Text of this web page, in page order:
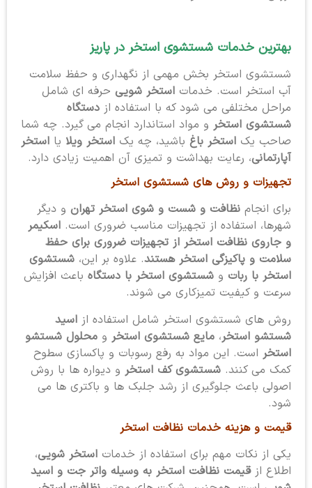
بهترین خدمات شستشوی استخر در پاریز
شستشوی استخر بخش مهمی از نگهداری و حفظ سلامت
آب استخر است. خدمات استخر شوییحرفه ای شامل
مراحل مختلفی می شود که با استفاده از دستگاه
شستشوی استخرو مواد استاندارد انجام می گیرد. چه شما
صاحب یک استخر باغباشید، چه یک استخر ویلایا استخر
آپارتمانی، رعایت بهداشت و تمیزی آن اهمیت زیادی دارد.
تجهیزات و روش های شستشوی استخر
برای انجام نظافت و شست و شوی استخر تهرانو دیگر
شهرها، استفاده از تجهیزات مناسب ضروری است. اسکیمر
و جاروی نظافت استخر از تجهیزات ضروری برای حفظ
سلامت و پاکیزگی استخر هستند. علاوه بر این، شستشوی
استخر با رباتو شستشوی استخر با دستگاهباعث افزایش
سرعت و کیفیت تمیزکاری می شوند.
روش های شستشوی استخر شامل استفاده از اسید
شستشو استخر، مایع شستشوی استخرو محلول شستشو
استخراست. این مواد به رفع رسوبات و پاکسازی سطوح
کمک می کنند. شستشوی کف استخرو دیواره ها با روش
اصولی باعث جلوگیری از رشد جلبک ها و باکتری ها می
شود.
قیمت و هزینه خدمات نظافت استخر
یکی از نکات مهم برای استفاده از خدمات استخر شویی،
اطلاع از قیمت نظافت استخر به وسیله واتر جت و اسید